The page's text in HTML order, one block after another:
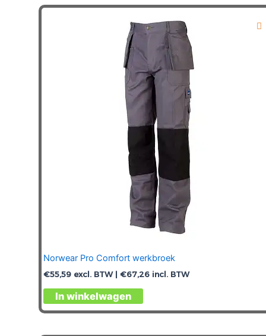
Norwear Pro Comfort werkbroek
€55,59 excl. BTW | €67,26 incl. BTW
In winkelwagen
Dit
product
meerdere